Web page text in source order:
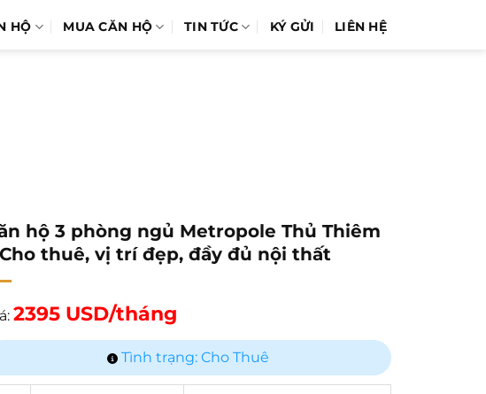
HỘ MUA CĂN HỘ TIN TỨC KÝ GỬI LIÊN HỆ
hộ 3 phòng ngủ Metropole Thủ Thiêm
thuê, vị trí đẹp, đầy đủ nội thất
2395 USD/tháng
Tình trạng: Cho Thuê